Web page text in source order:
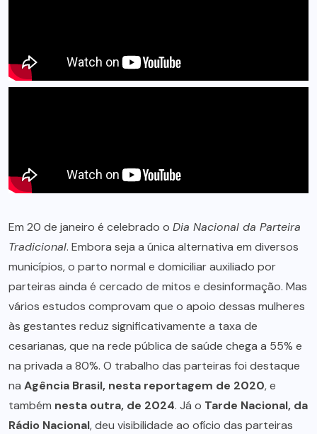
Em 20 de janeiro é celebrado o Dia Nacional da Parteira
Tradicional. Embora seja a única alternativa em diversos
municípios, o parto normal e domiciliar auxiliado por
parteiras ainda é cercado de mitos e desinformação. Mas
vários estudos comprovam que o apoio dessas mulheres
às gestantes reduz significativamente a taxa de
cesarianas, que na rede pública de saúde chega a 55% e
na privada a 80%. O trabalho das parteiras foi destaque
na Agência Brasil, nesta reportagem de 2020, e
também nesta outra, de 2024. Já o Tarde Nacional, da
Rádio Nacional, deu visibilidade ao ofício das parteiras